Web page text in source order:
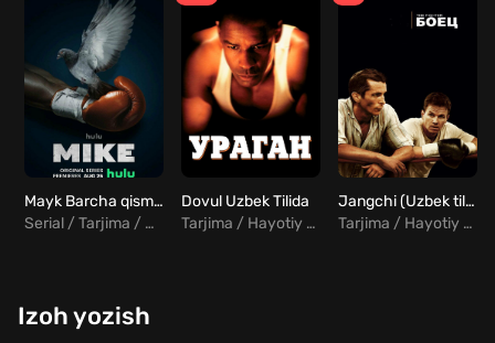
Mayk Barcha qismlar Uzbek Tilida
Serial / Tarjima / Hayotiy / Drama
Dovul Uzbek Tilida
Tarjima / Hayotiy / Drama
Jangchi (Uzbek tilida)
Tarjima / Hayotiy / Drama
Izoh yozish